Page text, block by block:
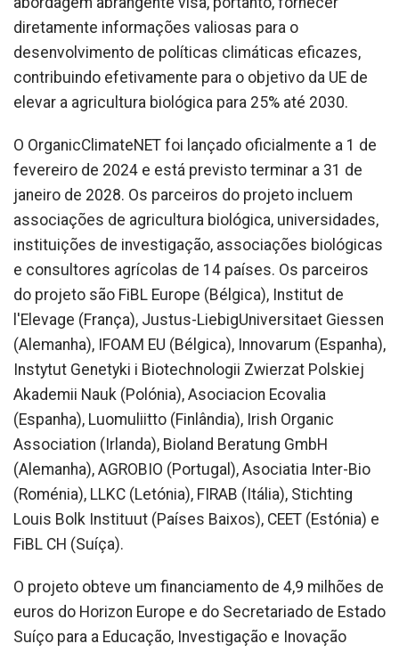
diretamente informações valiosas para o
desenvolvimento de políticas climáticas eficazes,
contribuindo efetivamente para o objetivo da UE de
elevar a agricultura biológica para 25% até 2030.
O OrganicClimateNET foi lançado oficialmente a 1 de
fevereiro de 2024 e está previsto terminar a 31 de
janeiro de 2028. Os parceiros do projeto incluem
associações de agricultura biológica, universidades,
instituições de investigação, associações biológicas
e consultores agrícolas de 14 países. Os parceiros
do projeto são FiBL Europe (Bélgica), Institut de
l'Elevage (França), Justus-LiebigUniversitaet Giessen
(Alemanha), IFOAM EU (Bélgica), Innovarum (Espanha),
Instytut Genetyki i Biotechnologii Zwierzat Polskiej
Akademii Nauk (Polónia), Asociacion Ecovalia
(Espanha), Luomuliitto (Finlândia), Irish Organic
Association (Irlanda), Bioland Beratung GmbH
(Alemanha), AGROBIO (Portugal), Asociatia Inter-Bio
(Roménia), LLKC (Letónia), FIRAB (Itália), Stichting
Louis Bolk Instituut (Países Baixos), CEET (Estónia) e
FiBL CH (Suíça).
O projeto obteve um financiamento de 4,9 milhões de
euros do Horizon Europe e do Secretariado de Estado
Suíço para a Educação, Investigação e Inovação